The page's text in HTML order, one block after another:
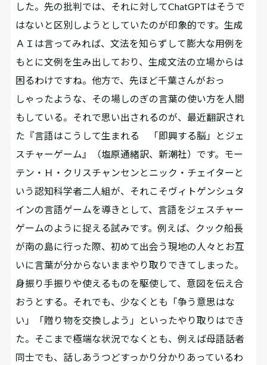
した。先の批判では、それに対してChatGPTはそうで
はないと区別しようとしていたのが印象的です。生成
ＡＩは言ってみれば、文法を知らずして膨大な用例を
もとに文例を生み出しており、生成文法の立場からは
困るわけですね。他方で、先ほど千葉さんがおっ
しゃったような、その場しのぎの言葉の使い方を人間
もしている。それで思い出されるのが、最近翻訳され
た『言語はこうして生まれる 「即興する脳」とジェ
スチャーゲーム』（塩原通緒訳、新潮社）です。モー
テン・Ｈ・クリスチャンセンとニック・チェイターと
いう認知科学者二人組が、それこそヴィトゲンシュタ
インの言語ゲームを導きとして、言語をジェスチャー
ゲームのように捉える試みです。例えば、クック船長
が南の島に行った際、初めて出会う現地の人々とお互
いに言葉が分からないままやり取りできてしまった。
身振り手振りや使えるものを駆使して、意図を伝え合
おうとする。それでも、少なくとも「争う意思はな
い」「贈り物を交換しよう」といったやり取りはでき
た。そこまで極端な状況でなくとも、例えば母語話者
同士でも、話しあうつどすっかり分かりあっているわ